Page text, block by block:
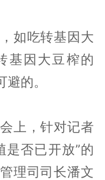
如吃转基因大
基因大豆榨的
的。
上，针对记者
是否已开放”的
理司司长潘文